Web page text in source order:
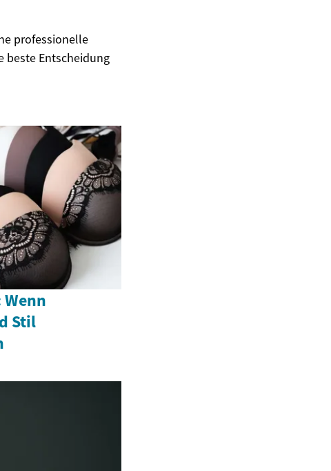
professionelle
beste Entscheidung
Stil